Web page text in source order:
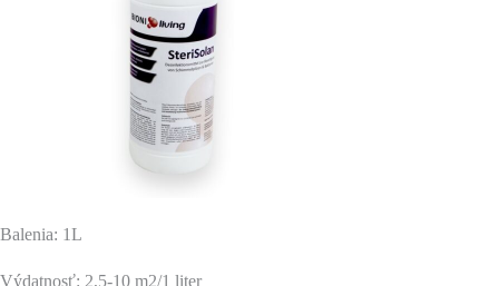
Balenia: 1L
Výdatnosť: 2,5-10 m2/1 liter